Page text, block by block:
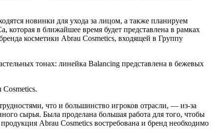
новинки для ухода за лицом, а также планируем
в ближайшее время будет представлена в рамках
косметики Abrau Cosmetics, входящей в Группу
тонах: линейка Balancing представлена в бежевых
что и большинство игроков отрасли, — из-за
сырья. Была проделана большая работа для того, чтобы
Abrau Cosmetics востребована и бренд необходимо